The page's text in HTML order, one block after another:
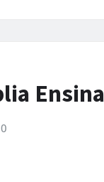
Ensina
0